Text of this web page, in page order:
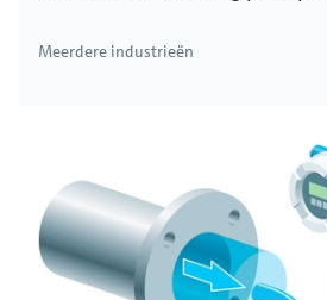
Meerdere industrieën